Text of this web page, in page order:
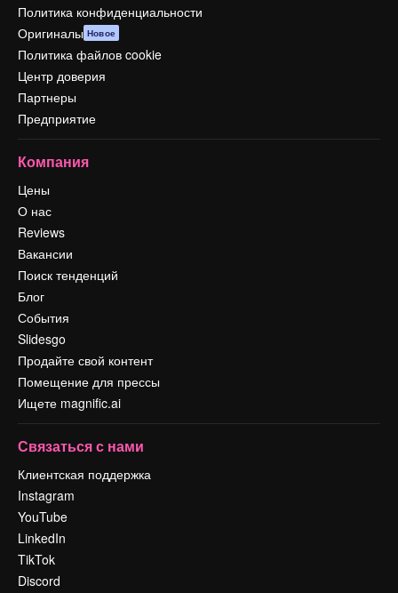
Политика конфиденциальности
Оригиналы Новое
Политика файлов cookie
Центр доверия
Партнеры
Предприятие
Компания
Цены
О нас
Reviews
Вакансии
Поиск тенденций
Блог
События
Slidesgo
Продайте свой контент
Помещение для прессы
Ищете magnific.ai
Связаться с нами
Клиентская поддержка
Instagram
YouTube
LinkedIn
TikTok
Discord